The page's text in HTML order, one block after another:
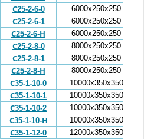
С25-2-6-0
6000x250x250
С25-2-6-1
6000x250x250
С25-2-6-Н
6000x250x250
С25-2-8-0
8000x250x250
С25-2-8-1
8000x250x250
С25-2-8-Н
8000x250x250
С35-1-10-0 10000x350x350
С35-1-10-1
10000x350x350
С35-1-10-2
10000x350x350
С35-1-10-Н
10000x350x350
С35-1-12-0
12000x350x350